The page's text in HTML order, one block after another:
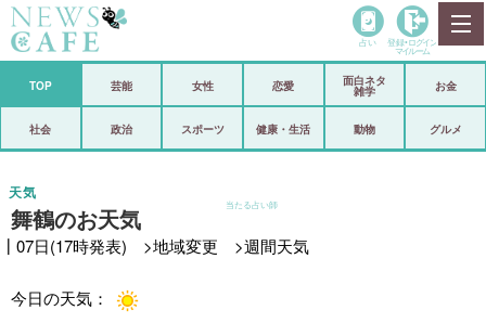
政治
芸能 スポーツ
恋愛 ビックリ
コメントポスト
当たる占い師
占い 登録• ログイン
マイルーム
TOP 芸能 女性 恋愛
面白ネタ
雑学
お金
社会 政治 スポーツ 健康・生活 動物 グルメ
舞鶴のお天気
天気
┃07日(17時発表) >地域変更 >週間天気
今日の天気：